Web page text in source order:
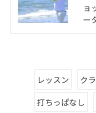
ョ
ー
レッスン ク
打ちっぱなし